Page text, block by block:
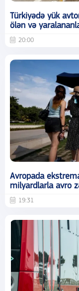
Türkiyədə yük
ölən və
20:00
Avropada
milyardlarla avro
19:31